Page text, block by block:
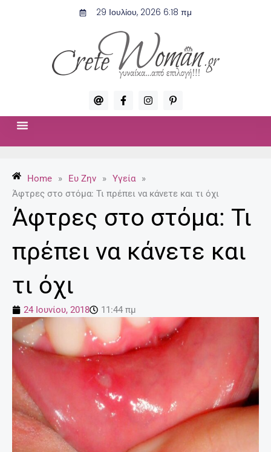
29 Ιουλίου, 2026 6:18 πμ
A
t
F
a
c
f
I
n
s
P
i
n
p
Home » Ευ Ζην » Υγεία
»
Άφτρες στο στόμα: Τι πρέπει να κάνετε και τι όχι
Άφτρες στο στόμα: Τι
πρέπει να κάνετε και
τι όχι
24 Ιουνίου, 2018 11:44 πμ